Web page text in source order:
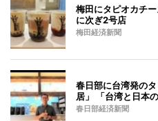
梅田にタピオカチ
に次ぎ2号店
梅田経済新聞
春日部に台湾発の
居」 「台湾と日本
春日部経済新聞